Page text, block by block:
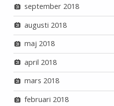
september 2018
augusti 2018
maj 2018
april 2018
mars 2018
februari 2018